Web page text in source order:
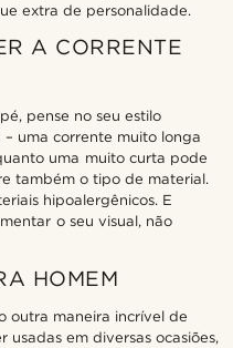
extra de personalidade.
A CORRENTE
pense no seu estilo
uma corrente muito longa
uma muito curta pode
também o tipo de material.
hipoalergênicos. E
o seu visual, não
HOMEM
outra maneira incrível de
usadas em diversas ocasiões,